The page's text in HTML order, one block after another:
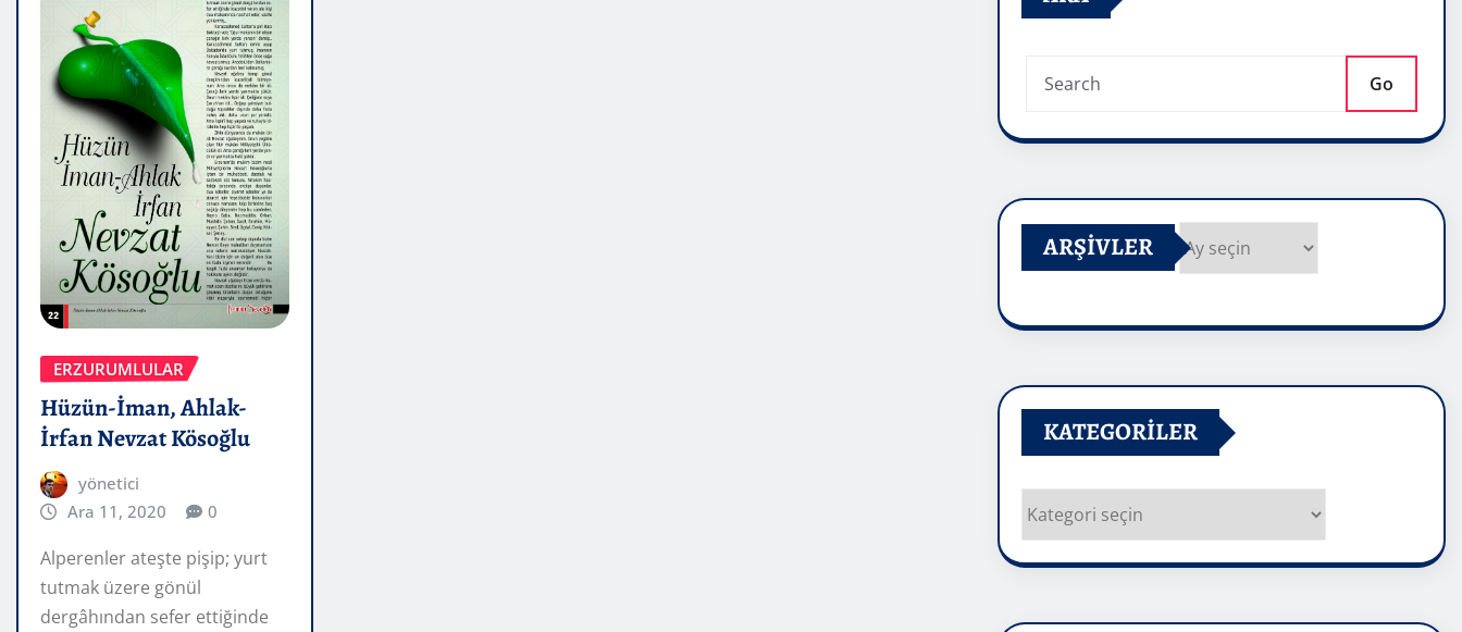
ERZURUMLULAR
Hüzün-İman, Ahlak-
İrfan Nevzat Kösoğlu
yönetici
Ara 11, 2020
0
Alperenler ateşte pişip; yurt
tutmak üzere gönül
dergâhından sefer ettiğinde
Go
ARŞIVLER
KATEGORILER
Kategoriler